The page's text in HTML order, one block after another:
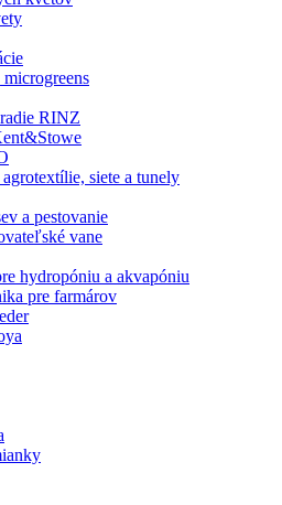
RINZ
siete a tunely
a pestovanie
vane
hydropóniu a akvapóniu
pre farmárov